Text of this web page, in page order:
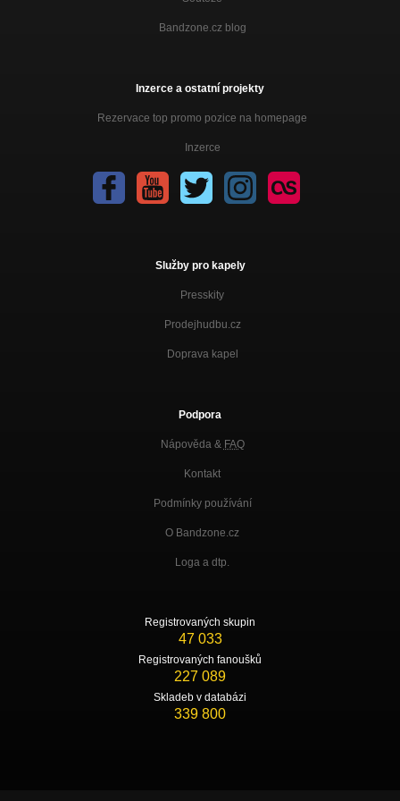
Vianočná alKoleda
Blonďavá (vintage 2008)
Bandzone.cz blog
Inzerce a ostatní projekty
Rezervace top promo pozice na homepage
Inzerce
Služby pro kapely
Presskity
Prodejhudbu.cz
Doprava kapel
Podpora
Nápověda & FAQ
Kontakt
Podmínky používání
O Bandzone.cz
Loga a dtp.
Registrovaných skupin
47 033
Registrovaných fanoušků
227 089
Skladeb v databázi
339 800